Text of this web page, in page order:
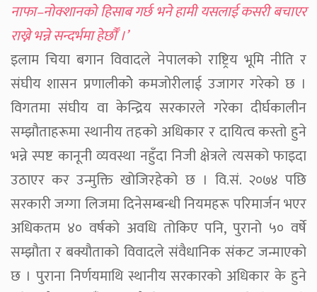
नाफा–नोक्शानको हिसाब गर्छ भने हामी यसलाई कसरी बचाएर
राख्ने भन्ने सन्दर्भमा हेर्छौँ ।’
इलाम चिया बगान विवादले नेपालको राष्ट्रिय भूमि नीति र
संघीय शासन प्रणालीकोे कमजोरीलाई उजागर गरेको छ ।
विगतमा संघीय वा केन्द्रिय सरकारले गरेका दीर्घकालीन
सम्झौताहरूमा स्थानीय तहको अधिकार र दायित्व कस्तो हुने
भन्ने स्पष्ट कानूनी व्यवस्था नहुँदा निजी क्षेत्रले त्यसको फाइदा
उठाएर कर उन्मुक्ति खोजिरहेको छ । वि.सं. २०७४ पछि
सरकारी जग्गा लिजमा दिनेसम्बन्धी नियमहरू परिमार्जन भएर
अधिकतम ४० वर्षको अवधि तोकिए पनि, पुरानो ५० वर्षे
सम्झौता र बक्यौताको विवादले संवैधानिक संकट जन्माएको
छ । पुराना निर्णयमाथि स्थानीय सरकारको अधिकार के हुने